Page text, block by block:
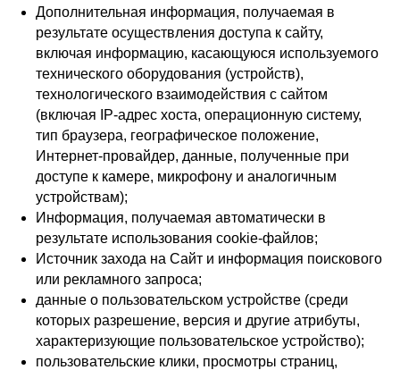
Дополнительная информация, получаемая в
результате осуществления доступа к сайту,
включая информацию, касающуюся используемого
технического оборудования (устройств),
технологического взаимодействия с сайтом
(включая IP-адрес хоста, операционную систему,
тип браузера, географическое положение,
Интернет-провайдер, данные, полученные при
доступе к камере, микрофону и аналогичным
устройствам);
Информация, получаемая автоматически в
результате использования cookie-файлов;
Источник захода на Сайт и информация поискового
или рекламного запроса;
данные о пользовательском устройстве (среди
которых разрешение, версия и другие атрибуты,
характеризующие пользовательское устройство);
пользовательские клики, просмотры страниц,